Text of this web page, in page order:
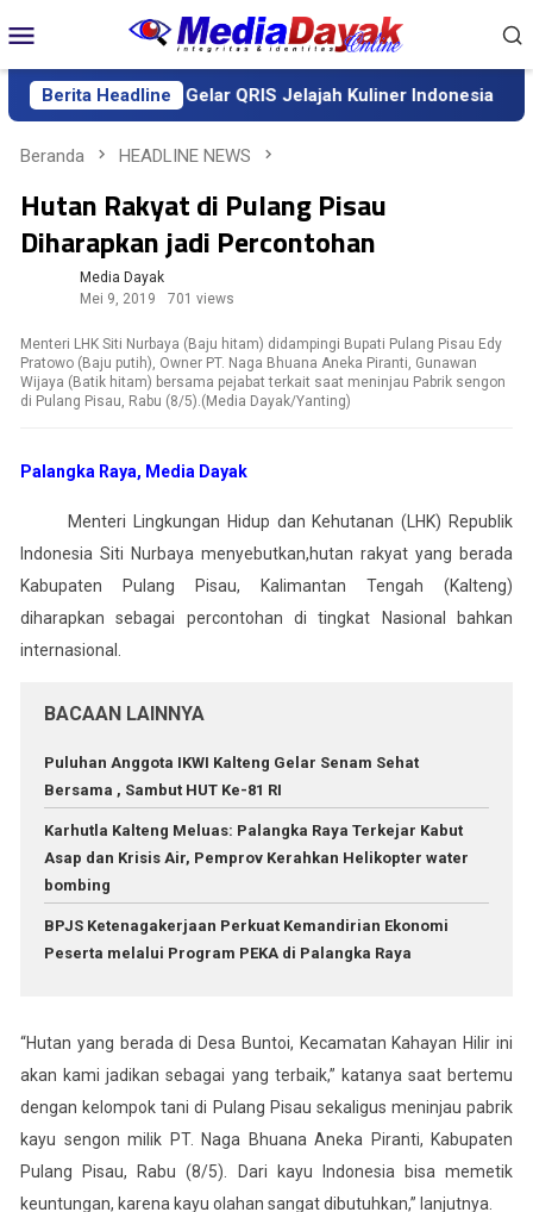
ke
kontenMobile
Berita Headline
BI Kalteng Gelar QRIS Jelajah Kuliner Indonesia
Beranda HEADLINE NEWS
Hutan Rakyat di Pulang Pisau
Diharapkan jadi Percontohan
Media Dayak
Mei 9, 2019
701 views
Menteri LHK Siti Nurbaya (Baju hitam) didampingi Bupati Pulang Pisau Edy
Pratowo (Baju putih), Owner PT. Naga Bhuana Aneka Piranti, Gunawan
Wijaya (Batik hitam) bersama pejabat terkait saat meninjau Pabrik sengon
di Pulang Pisau, Rabu (8/5).(Media Dayak/Yanting)
Palangka Raya, Media Dayak
Menteri Lingkungan Hidup dan Kehutanan (LHK) Republik
Indonesia Siti Nurbaya menyebutkan,hutan rakyat yang berada
Kabupaten Pulang Pisau, Kalimantan Tengah (Kalteng)
diharapkan sebagai percontohan di tingkat Nasional bahkan
internasional.
BACAAN LAINNYA
Puluhan Anggota IKWI Kalteng Gelar Senam Sehat
Bersama , Sambut HUT Ke-81 RI
Karhutla Kalteng Meluas: Palangka Raya Terkejar Kabut
Asap dan Krisis Air, Pemprov Kerahkan Helikopter water
bombing
BPJS Ketenagakerjaan Perkuat Kemandirian Ekonomi
Peserta melalui Program PEKA di Palangka Raya
“Hutan yang berada di Desa Buntoi, Kecamatan Kahayan Hilir ini
akan kami jadikan sebagai yang terbaik,” katanya saat bertemu
dengan kelompok tani di Pulang Pisau sekaligus meninjau pabrik
kayu sengon milik PT. Naga Bhuana Aneka Piranti, Kabupaten
Pulang Pisau, Rabu (8/5). Dari kayu Indonesia bisa memetik
keuntungan, karena kayu olahan sangat dibutuhkan,” lanjutnya.